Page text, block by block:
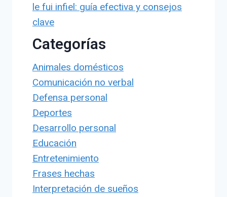
le fui infiel: guía efectiva y consejos
clave
Categorías
Animales domésticos
Comunicación no verbal
Defensa personal
Deportes
Desarrollo personal
Educación
Entretenimiento
Frases hechas
Interpretación de sueños